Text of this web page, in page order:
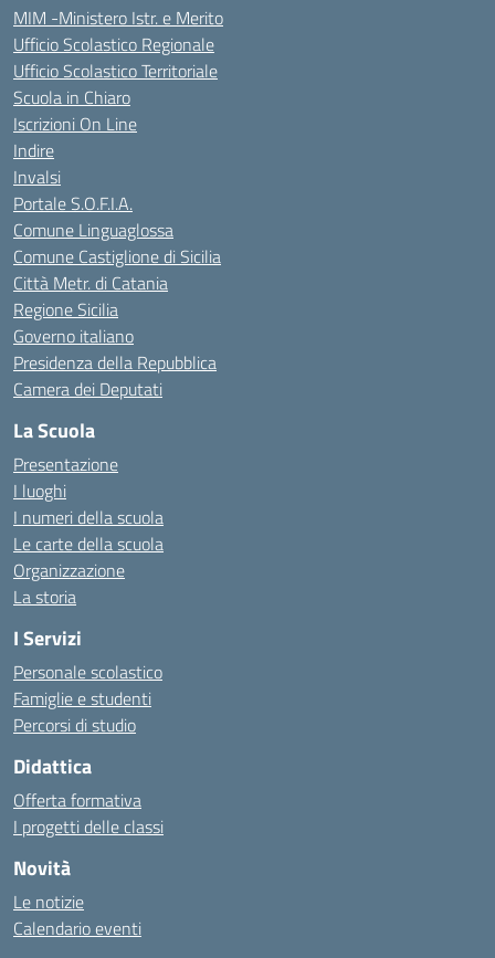
MIM -Ministero Istr. e Merito
Ufficio Scolastico Regionale
Ufficio Scolastico Territoriale
Scuola in Chiaro
Iscrizioni On Line
Indire
Invalsi
Portale S.O.F.I.A.
Comune Linguaglossa
Comune Castiglione di Sicilia
Città Metr. di Catania
Regione Sicilia
Governo italiano
Presidenza della Repubblica
Camera dei Deputati
La Scuola
Presentazione
I luoghi
I numeri della scuola
Le carte della scuola
Organizzazione
La storia
I Servizi
Personale scolastico
Famiglie e studenti
Percorsi di studio
Didattica
Offerta formativa
I progetti delle classi
Novità
Le notizie
Calendario eventi